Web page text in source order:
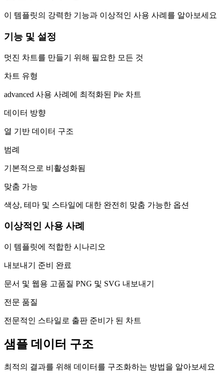
이 템플릿의 강력한 기능과 이상적인 사용 사례를 알아보세요
기능 및 설정
멋진 차트를 만들기 위해 필요한 모든 것
차트 유형
advanced 사용 사례에 최적화된 Pie 차트
데이터 방향
열 기반 데이터 구조
범례
기본적으로 비활성화됨
맞춤 가능
색상, 테마 및 스타일에 대한 완전히 맞춤 가능한 옵션
이상적인 사용 사례
이 템플릿에 적합한 시나리오
내보내기 준비 완료
문서 및 웹용 고품질 PNG 및 SVG 내보내기
전문 품질
전문적인 스타일로 출판 준비가 된 차트
샘플 데이터 구조
최적의 결과를 위해 데이터를 구조화하는 방법을 알아보세요